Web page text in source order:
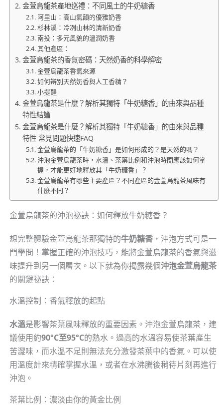
金萱烏龍茶產地巡禮：不同風土的牛奶糖香
阿里山：高山氣韻的優雅奶香
杉林溪：冷冽山林的清新奶香
南投：多元風貌的溫潤奶香
其他產區：
金萱烏龍茶的香氣密碼：天然奶香的科學解密
金萱烏龍茶香氣來源
如何辨別天然奶香與人工香精？
小提醒
金萱烏龍茶是什麼？解析其獨特「牛奶糖香」的由來與品種
特性結論
金萱烏龍茶是什麼？解析其獨特「牛奶糖香」的由來與品種
特性 常見問題快速FAQ
金萱烏龍茶的「牛奶糖香」是如何形成的？是天然的嗎？
沖泡金萱烏龍茶時，水溫、茶葉比例和沖泡時間應該如何掌
握，才能更好地釋放其「牛奶糖香」？
金萱烏龍茶有哪些主要產區？不同產區的金萱烏龍茶風味有
什麼不同？
金萱烏龍茶的沖泡祕訣：如何釋放牛奶糖香？
想完整體驗金萱烏龍茶那獨特的牛奶糖香，沖泡方式可是一
門學問！掌握正確的沖泡技巧，能將金萱烏龍茶的香氣與滋
味提升到另一個層次。以下就為你揭露幾個沖泡金萱烏龍茶
的關鍵祕訣：
水溫控制：香氣釋放的起點
水溫是影響茶葉風味釋放的重要因素。沖泡金萱烏龍茶，建
議使用約90°C至95°C的熱水。過高的水溫容易使茶葉產生
苦澀味，而水溫不足則無法充分激發茶葉中的香氣。可以使
用溫度計來精確掌握水溫，或者在水沸騰後稍待片刻再進行
沖泡。
茶葉比例：濃淡由你的黃金比例